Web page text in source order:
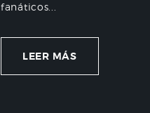
fanáticos...
LEER MÁS